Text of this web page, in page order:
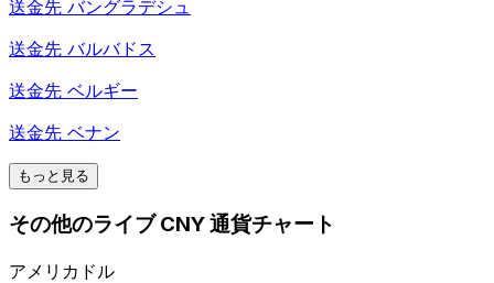
送金先 バングラデシュ
送金先 バルバドス
送金先 ベルギー
送金先 ベナン
もっと見る
その他のライブ CNY 通貨チャート
アメリカドル